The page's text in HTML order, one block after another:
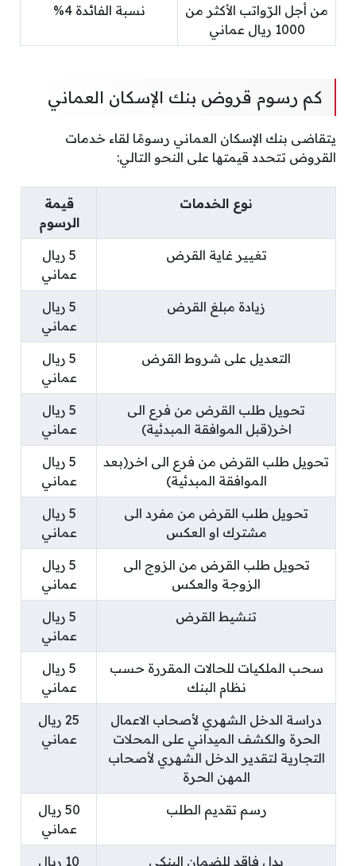
من أجل الرّواتب الأكثر من
1000 ريال عماني
نسبة الفائدة 4%
كم رسوم قروض بنك الإسكان العماني
يتقاضى بنك الإسكان العماني رسومًا لقاء خدمات
القروض تتحدد قيمتها على النحو التالي:
نوع الخدمات
قيمة
الرسوم
تغيير غاية القرض
5 ريال
عماني
زيادة مبلغ القرض
5 ريال
عماني
التعديل على شروط القرض
5 ريال
عماني
تحويل طلب القرض من فرع الى
اخر(قبل الموافقة المبدئية)
5 ريال
عماني
تحويل طلب القرض من فرع الى اخر(بعد
الموافقة المبدئية)
5 ريال
عماني
تحويل طلب القرض من مفرد الى
مشترك او العكس
5 ريال
عماني
تحويل طلب القرض من الزوج الى
الزوجة والعكس
5 ريال
عماني
تنشيط القرض
5 ريال
عماني
سحب الملكيات للحالات المقررة حسب
نظام البنك
5 ريال
عماني
دراسة الدخل الشهري لأصحاب الاعمال
الحرة والكشف الميداني على المحلات
التجارية لتقدير الدخل الشهري لأصحاب
المهن الحرة
25 ريال
عماني
رسم تقديم الطلب
50 ريال
عماني
بدل فاقد للضمان البنكي 10 ريال